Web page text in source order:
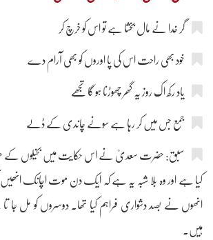
گر خدا نے مال بخشا ہے تو اس کو خرچ کر
خود بھی راحت اس کی پا اوروں کو بھی آرام دے
یاد رکھ اک روز یہ گھر چھوڑنا ہو گا تجھے
جمع جس میں کر رہا ہے سونے چاندی کے ڈلے
سبق: حضرت سعدیؒ نے اس حکایت میں بخیلوں کے
کیا ہے اور وہ بلا شبہ یہ ہے کہ ایک دن موت اچانک
انھوں نے بصد دشواری فراہم کیا تھا۔ دوسروں کو مل
ہیں۔